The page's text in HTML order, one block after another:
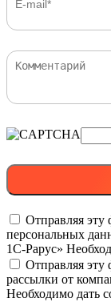
Отправляя эту
персональных
1С-Рарус»
Отправляя эту
рассылки от
Необходимо дать